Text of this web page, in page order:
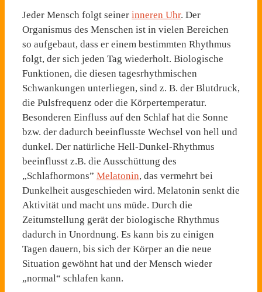
Jeder Mensch folgt seiner inneren Uhr. Der
Organismus des Menschen ist in vielen Bereichen
so aufgebaut, dass er einem bestimmten Rhythmus
folgt, der sich jeden Tag wiederholt. Biologische
Funktionen, die diesen tagesrhythmischen
Schwankungen unterliegen, sind z. B. der Blutdruck,
die Pulsfrequenz oder die Körpertemperatur.
Besonderen Einfluss auf den Schlaf hat die Sonne
bzw. der dadurch beeinflusste Wechsel von hell und
dunkel. Der natürliche Hell-Dunkel-Rhythmus
beeinflusst z.B. die Ausschüttung des
„Schlafhormons” Melatonin, das vermehrt bei
Dunkelheit ausgeschieden wird. Melatonin senkt die
Aktivität und macht uns müde. Durch die
Zeitumstellung gerät der biologische Rhythmus
dadurch in Unordnung. Es kann bis zu einigen
Tagen dauern, bis sich der Körper an die neue
Situation gewöhnt hat und der Mensch wieder
„normal“ schlafen kann.